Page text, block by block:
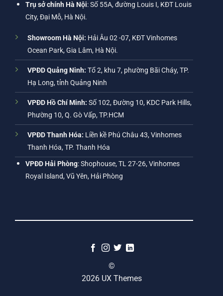
Trụ sở chính Hà Nội: Số 55A, đường Louis I, KĐT Louis
City, Đại Mỗ, Hà Nội.
Showroom Hà Nội: Hải Âu 02 -07, KĐT Vinhomes
Ocean Park, Gia Lâm, Hà Nội.
VPĐD Quảng Ninh: Tổ 2, khu 7, phường Bãi Cháy, TP.
Hạ Long, tỉnh Quảng Ninh
VPĐD Hồ Chí Minh: Số 102, Đường 10, KDC Park Hills,
Phường 10, Q. Gò Vấp, TP.HCM
VPĐD Thanh Hóa: Liền kề Phú Châu 43, Vinhomes
Thanh Hóa, TP. Thanh Hóa
VPĐD Hải Phòng: Shophouse, TL 27-26, Vinhomes
Royal Island, Vũ Yên, Hải Phòng
©
2026 UX Themes